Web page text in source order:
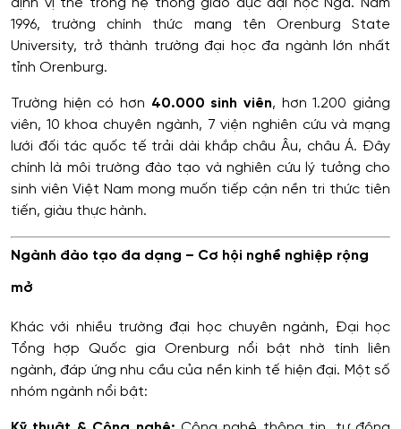
định vị thế trong hệ thống giáo dục đại học Nga. Năm
1996, trường chính thức mang tên Orenburg State
University, trở thành trường đại học đa ngành lớn nhất
tỉnh Orenburg.
Trường hiện có hơn 40.000 sinh viên, hơn 1.200 giảng
viên, 10 khoa chuyên ngành, 7 viện nghiên cứu và mạng
lưới đối tác quốc tế trải dài khắp châu Âu, châu Á. Đây
chính là môi trường đào tạo và nghiên cứu lý tưởng cho
sinh viên Việt Nam mong muốn tiếp cận nền tri thức tiên
tiến, giàu thực hành.
Ngành đào tạo đa dạng – Cơ hội nghề nghiệp rộng
mở
Khác với nhiều trường đại học chuyên ngành, Đại học
Tổng hợp Quốc gia Orenburg nổi bật nhờ tính liên
ngành, đáp ứng nhu cầu của nền kinh tế hiện đại. Một số
nhóm ngành nổi bật: